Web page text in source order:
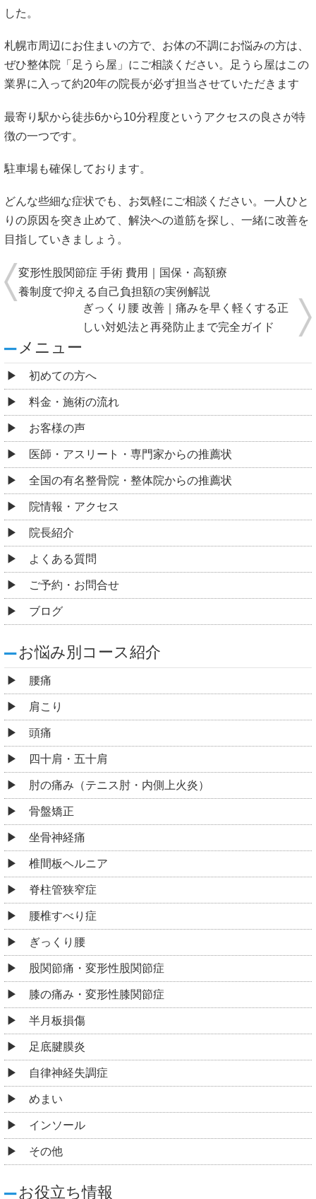
した。
札幌市周辺にお住まいの方で、お体の不調にお悩みの方は、
ぜひ整体院「足うら屋」にご相談ください。足うら屋はこの
業界に入って約20年の院長が必ず担当させていただきます
最寄り駅から徒歩6から10分程度というアクセスの良さが特
徴の一つです。
駐車場も確保しております。
どんな些細な症状でも、お気軽にご相談ください。一人ひと
りの原因を突き止めて、解決への道筋を探し、一緒に改善を
目指していきましょう。
変形性股関節症 手術 費用｜国保・高額療
養制度で抑える自己負担額の実例解説
ぎっくり腰 改善｜痛みを早く軽くする正
しい対処法と再発防止まで完全ガイド
メニュー
初めての方へ
料金・施術の流れ
お客様の声
医師・アスリート・専門家からの推薦状
全国の有名整骨院・整体院からの推薦状
院情報・アクセス
院長紹介
よくある質問
ご予約・お問合せ
ブログ
お悩み別コース紹介
腰痛
肩こり
頭痛
四十肩・五十肩
肘の痛み（テニス肘・内側上火炎）
骨盤矯正
坐骨神経痛
椎間板ヘルニア
脊柱管狭窄症
腰椎すべり症
ぎっくり腰
股関節痛・変形性股関節症
膝の痛み・変形性膝関節症
半月板損傷
足底腱膜炎
自律神経失調症
めまい
インソール
その他
お役立ち情報